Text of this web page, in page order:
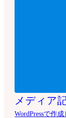
メディア
WordPressで作